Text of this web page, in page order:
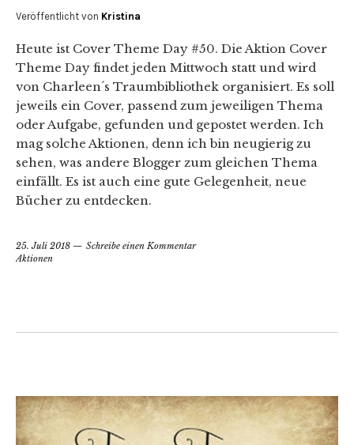
Veröffentlicht von Kristina
Heute ist Cover Theme Day #50. Die Aktion Cover
Theme Day findet jeden Mittwoch statt und wird
von Charleen´s Traumbibliothek organisiert. Es soll
jeweils ein Cover, passend zum jeweiligen Thema
oder Aufgabe, gefunden und gepostet werden. Ich
mag solche Aktionen, denn ich bin neugierig zu
sehen, was andere Blogger zum gleichen Thema
einfällt. Es ist auch eine gute Gelegenheit, neue
Bücher zu entdecken.
25. Juli 2018
Schreibe einen Kommentar
Aktionen